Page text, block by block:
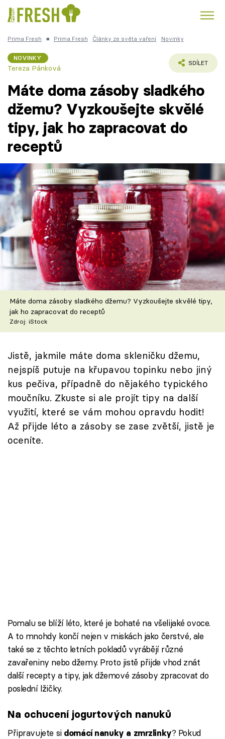
Česká kuchyně
Témata
Recepty
Články
TV Program
Škola vaření
Recepty z TV
Speciál: Cuketa
Těhotnej kuchař
Sledujte prima+
Přihlášení
Sledujte nás
Prima Fresh ■ Prima Fresh Články ze světa vaření Novinky
NOVINKY
Tereza Pánková
SDÍLET
Máte doma zásoby sladkého
džemu? Vyzkoušejte skvělé
tipy, jak ho zapracovat do
receptů
Máte doma zásoby sladkého džemu? Vyzkoušejte skvělé tipy,
jak ho zapracovat do receptů
Zdroj: iStock
Jistě, jakmile máte doma skleničku džemu,
nejspíš putuje na křupavou topinku nebo jiný
kus pečiva, případně do nějakého typického
moučníku. Zkuste si ale projít tipy na další
využití, které se vám mohou opravdu hodit!
Až přijde léto a zásoby se zase zvětší, jistě je
oceníte.
Pomalu se blíží léto, které je bohaté na všelijaké ovoce.
A to mnohdy končí nejen v miskách jako čerstvé, ale
také se z těchto letních pokladů vyrábějí různé
zavařeniny nebo džemy. Proto jistě přijde vhod znát
další recepty a tipy, jak džemové zásoby zpracovat do
poslední lžičky.
Na ochucení jogurtových nanuků
Připravujete si domácí nanuky a zmrzlinky? Pokud